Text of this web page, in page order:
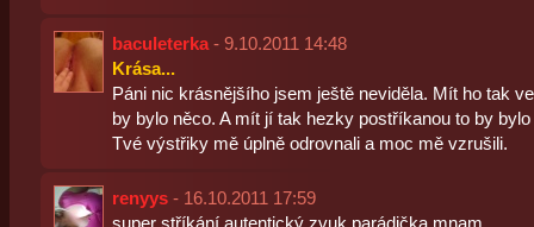
baculeterka- 9.10.2011 14:48
Krása...
Páni nic krásnějšího jsem ještě neviděla. Mít ho tak
by bylo něco. A mít jí tak hezky postříkanou to by
Tvé výstřiky mě úplně odrovnali a moc mě vzrušili.
renyys- 16.10.2011 17:59
super stříkání autentický zvuk parádička mnam